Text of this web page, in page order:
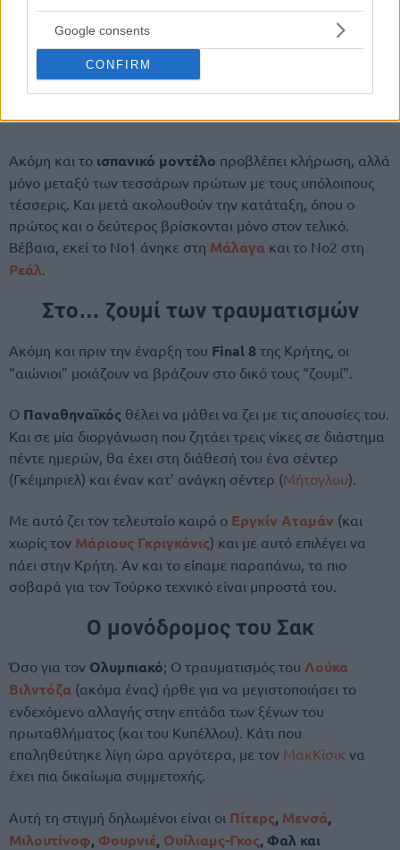
Google consents
CONFIRM
Ακόμη και το ισπανικό μοντέλο προβλέπει κλήρωση, αλλά
μόνο μεταξύ των τεσσάρων πρώτων με τους υπόλοιπους
τέσσερις. Και μετά ακολουθούν την κατάταξη, όπου ο
πρώτος και ο δεύτερος βρίσκονται μόνο στον τελικό.
Βέβαια, εκεί το Νο1 άνηκε στη Μάλαγα και το Νο2 στη
Ρεάλ
Στο… ζουμί των τραυματισμών
Ακόμη και πριν την έναρξη του Final 8 της Κρήτης, οι
“αιώνιοι” μοιάζουν να βράζουν στο δικό τους “ζουμί”.
Ο Παναθηναϊκός θέλει να μάθει να ζει με τις απουσίες του.
Και σε μία διοργάνωση που ζητάει τρεις νίκες σε διάστημα
πέντε ημερών, θα έχει στη διάθεσή του ένα σέντερ
(Γκέιμπριελ) και έναν κατ’ ανάγκη σέντερ (Μήτογλου).
Με αυτό ζει τον τελευταίο καιρό ο Εργκίν Αταμάν (και
χωρίς τον Μάριους Γκριγκόνις) και με αυτό επιλέγει να
πάει στην Κρήτη. Αν και το είπαμε παραπάνω, τα πιο
σοβαρά για τον Τούρκο τεχνικό είναι μπροστά του.
Ο μονόδρομος του Σακ
Όσο για τον Ολυμπιακό; Ο τραυματισμός του Λούκα
Βιλντόζα (ακόμα ένας) ήρθε για να μεγιστοποιήσει το
ενδεχόμενο αλλαγής στην επτάδα των ξένων του
πρωταθλήματος (και του Κυπέλλου). Κάτι που
επαληθεύτηκε λίγη ώρα αργότερα, με τον ΜακΚίσικ να
έχει πια δικαίωμα συμμετοχής.
Αυτή τη στιγμή δηλωμένοι είναι οι Πίτερς, Μενσά,
Μιλουτίνοφ, Φουρνιέ, Ουίλιαμς-Γκος, Φαλ και